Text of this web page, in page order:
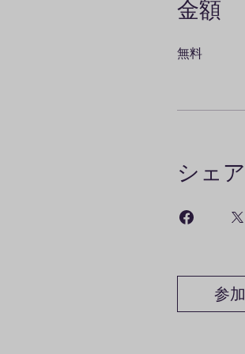
金額
無料
シェ
参加